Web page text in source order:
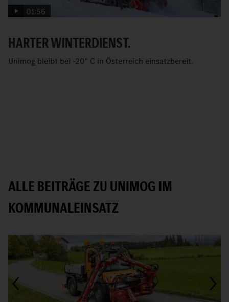
01:56
HARTER WINTERDIENST.
Unimog bleibt bei -20° C in Österreich einsatzbereit.
ALLE BEITRÄGE ZU UNIMOG IM
KOMMUNALEINSATZ